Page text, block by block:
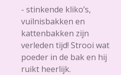
- stinkende kliko’s,
vuilnisbakken en
kattenbakken zijn
verleden tijd! Strooi wat
poeder in de bak en hij
ruikt heerlijk.